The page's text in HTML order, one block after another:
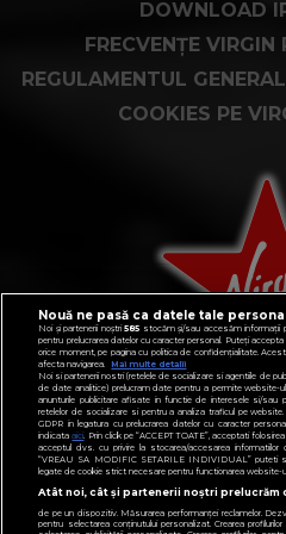
DOWNLOAD
FRECVENȚE
REGULAMENTUL
COOKIES PE
POLITICA DE
Nouă ne pasă ca datele tale
Noi și partenerii noștri585 stocăm și/sau accesăm informații
pentru prelucrarea datelor cu caracter personal. Puteți
orice moment, pe pagina cu politica de confidențialitate.
afecta navigarea.
Mai multe detalii
Noi si partenerii nostri (retelele de socializare si agentiile de
de date analitice) prelucram date pentru a permite website-
anunturile publicitare afisate in functie de interesele si/sau
retelelor de socializare si pentru a analiza traficul pe
GDPR in legatura cu prelucrarea datelor cu caracter
indicataaici. Prin click pe “ACCEPT TOATE”, acceptati
acceptul dvs. cu privire la stocarea/accesarea
“VREAU SA MODIFIC SETARILE INDIVIDUAL” puteti
legate de cookie strict necesare pentru functionarea website-
Atât noi, cât și partenerii noștri prelucrăm
de pe un dispozitiv. Măsurarea performanței reclamelor.
pentru selectarea conținutului personalizat. Crearea